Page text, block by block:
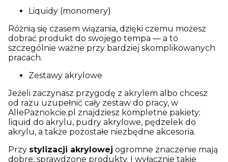
Liquidy (monomery)
Różnią się czasem wiązania, dzięki czemu możesz
dobrać produkt do swojego tempa — a to
szczególnie ważne przy bardziej skomplikowanych
pracach.
Zestawy akrylowe
Jeżeli zaczynasz przygodę z akrylem albo chcesz
od razu uzupełnić cały zestaw do pracy, w
AllePaznokcie.pl znajdziesz kompletne pakiety:
liquid do akrylu, pudry akrylowe, pędzelek do
akrylu, a także pozostałe niezbędne akcesoria.
Przy stylizacji akrylowej ogromne znaczenie mają
dobre, sprawdzone produkty. I wyłącznie takie